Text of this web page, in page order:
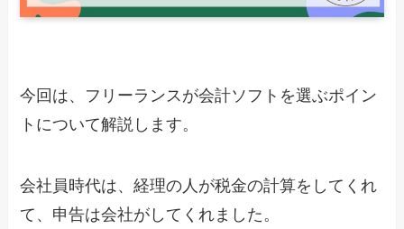
今回は、フリーランスが会計ソフトを選ぶポイン
トについて解説します。
会社員時代は、経理の人が税金の計算をしてくれ
て、申告は会社がしてくれました。